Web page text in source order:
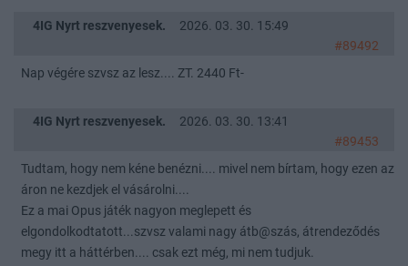
4IG Nyrt reszvenyesek.
2026. 03. 30. 15:49
#89492
Nap végére szvsz az lesz.... ZT. 2440 Ft-
4IG Nyrt reszvenyesek.
2026. 03. 30. 13:41
#89453
Tudtam, hogy nem kéne benézni.... mivel nem bírtam, hogy ezen az
áron ne kezdjek el vásárolni....
Ez a mai Opus játék nagyon meglepett és
elgondolkodtatott...szvsz valami nagy átb@szás, átrendeződés
megy itt a háttérben.... csak ezt még, mi nem tudjuk.